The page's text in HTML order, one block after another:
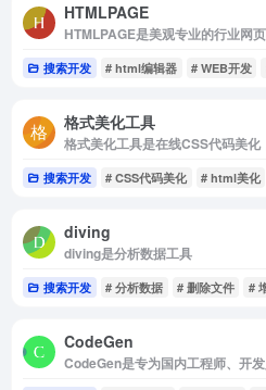
HTMLPAGE
HTMLPAGE是美观专业的行业网
搜索开发 # html编辑器 # WEB开发
格式美化工具
搜索开发 # CSS代码美化 # html美化
diving
diving是分析数据工具
搜索开发 # 分析数据 # 删除文件 #
CodeGen
CodeGen是专为国内工程师、开